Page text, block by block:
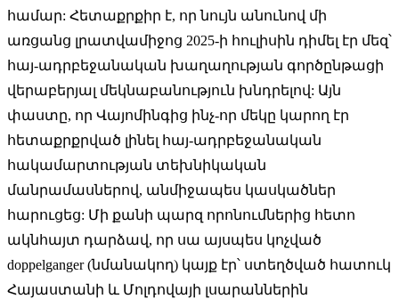
համար: Հետաքրքիր է, որ նույն անունով մի
առցանց լրատվամիջոց 2025-ի հուլիսին դիմել էր մեզ՝
հայ-ադրբեջանական խաղաղության գործընթացի
վերաբերյալ մեկնաբանություն խնդրելով: Այն
փաստը, որ Վայոմինգից ինչ-որ մեկը կարող էր
հետաքրքրված լինել հայ-ադրբեջանական
հակամարտության տեխնիկական
մանրամասներով, անմիջապես կասկածներ
հարուցեց: Մի քանի պարզ որոնումներից հետո
ակնհայտ դարձավ, որ սա այսպես կոչված
doppelganger (նմանակող) կայք էր՝ ստեղծված հատուկ
Հայաստանի և Մոլդովայի լսարաններին